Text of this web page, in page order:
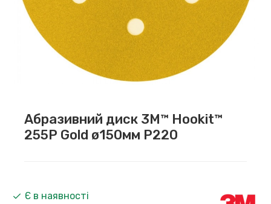
Абразивний диск 3M™ Hookit™
255P Gold ø150мм P220
Є в наявності